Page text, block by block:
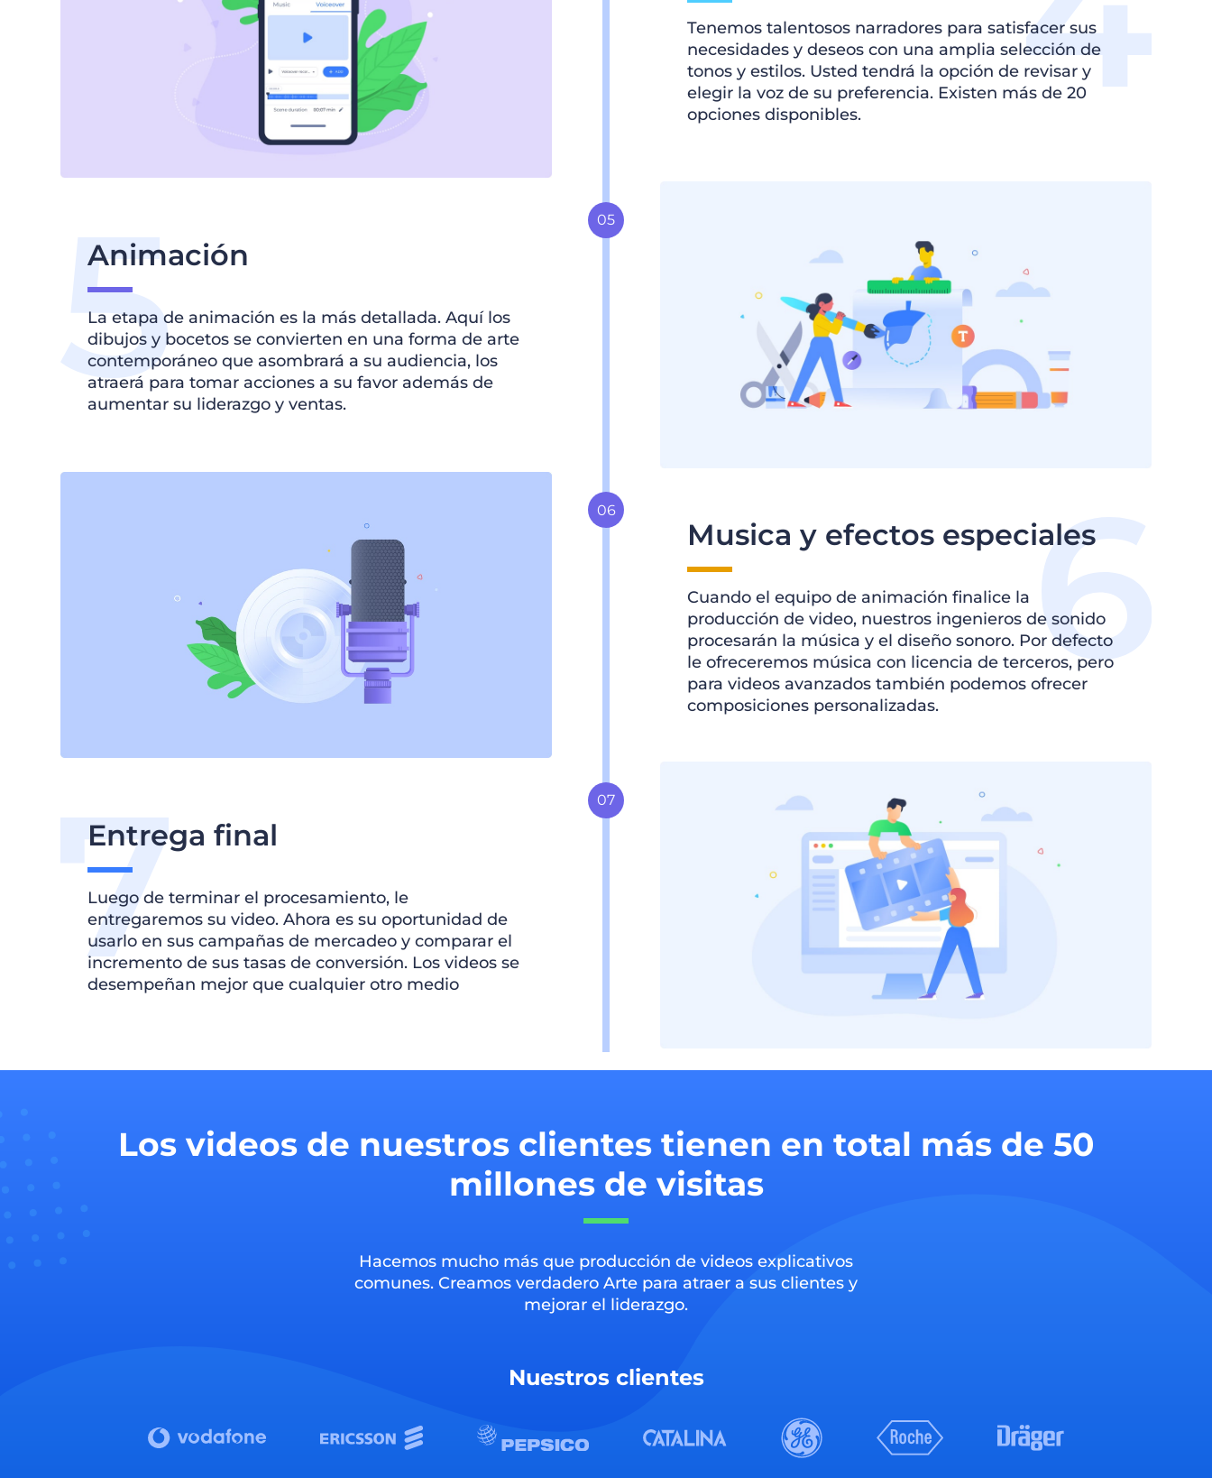
Tenemos talentosos narradores para satisfacer sus
necesidades y deseos con una amplia selección de
tonos y estilos. Usted tendrá la opción de revisar y
elegir la voz de su preferencia. Existen más de 20
opciones disponibles.
Animación
La etapa de animación es la más detallada. Aquí los
dibujos y bocetos se convierten en una forma de arte
contemporáneo que asombrará a su audiencia, los
atraerá para tomar acciones a su favor además de
aumentar su liderazgo y ventas.
Musica y efectos especiales
Cuando el equipo de animación finalice la
producción de video, nuestros ingenieros de sonido
procesarán la música y el diseño sonoro. Por defecto
le ofreceremos música con licencia de terceros, pero
para videos avanzados también podemos ofrecer
composiciones personalizadas.
Entrega final
Luego de terminar el procesamiento, le
entregaremos su video. Ahora es su oportunidad de
usarlo en sus campañas de mercadeo y comparar el
incremento de sus tasas de conversión. Los videos se
desempeñan mejor que cualquier otro medio
Los videos de nuestros clientes tienen en total más de 50
millones de visitas
Hacemos mucho más que producción de videos explicativos
comunes. Creamos verdadero Arte para atraer a sus clientes y
mejorar el liderazgo.
Nuestros clientes